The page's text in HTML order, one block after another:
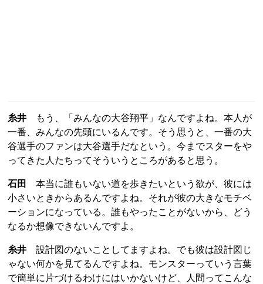
糸井 もう、「みんなの大谷翔平」なんですよね。本人が
一番、みんなの先頭にいるんです。そう思うと、一番の大
谷選手のファンは大谷選手だなという。今までスターをや
ってきた人たちってそういうところがあると思う。
石田
本当に誰もいない道を歩きたいという欲が、彼には
小さいときからあるんですよね。それが彼の大きなモチベ
ーションになっている。誰もやったことがないから、どう
なるか想像できないんですよ。
糸井 設計図のないことしてますよね。でも彼は設計図じ
ゃない何かを見てるんですよね。モンスターっていう言葉
で簡単に片づけるわけにはいかないけど、人間ってこんな